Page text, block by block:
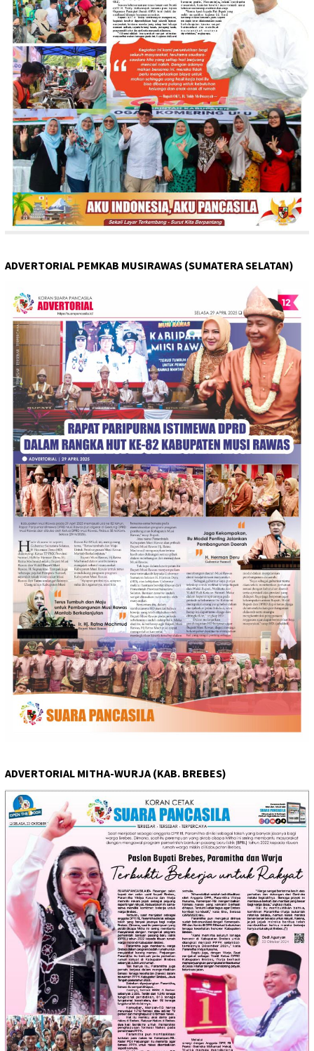
ADVERTORIAL PEMKAB MUSIRAWAS (SUMATERA SELATAN)
ADVERTORIAL MITHA-WURJA (KAB. BREBES)